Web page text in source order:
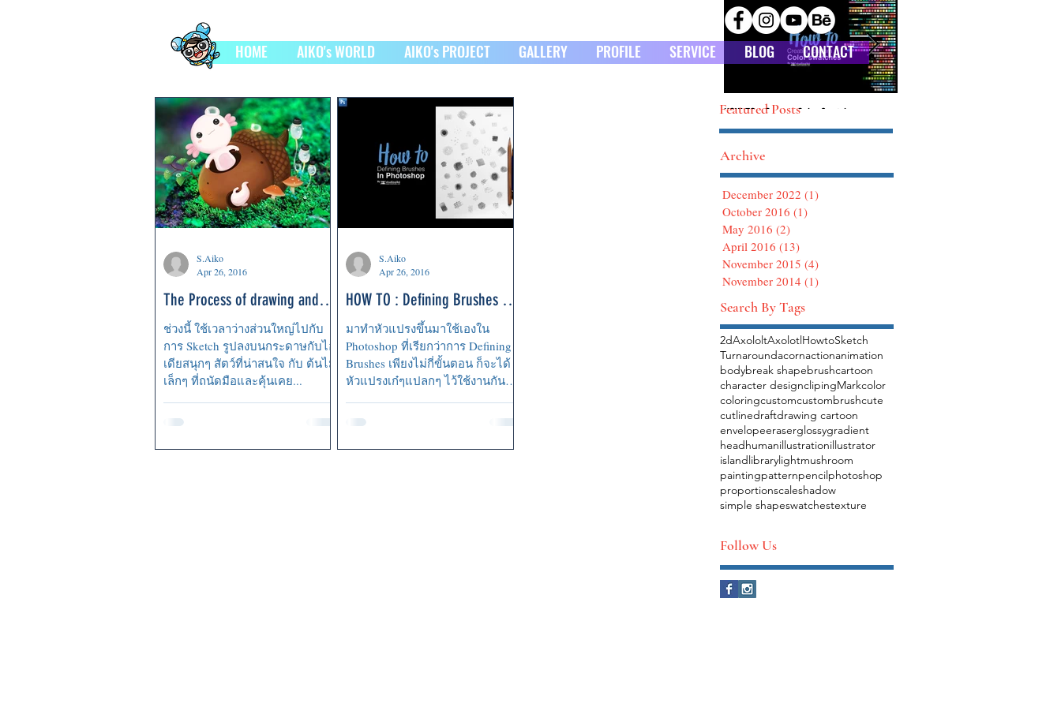
HOME AIKO's WORLD AIKO's PROJECT GALLERY PROFILE SERVICE BLOG CONTACT
The Process of drawing and
colouring
ช่วงนี้ ใช้เวลาว่างส่วนใหญ่ไปกับ
การ Sketch รูปลงบนกระดาษกับไอ
เดียสนุกๆ สัตว์ที่น่าสนใจ กับ ต้นไม้
เล็กๆ ที่ถนัดมือและคุ้นเคย...
S.Aiko
Apr 26, 2016
HOW TO : Defining Brushes in
Photoshop
มาทำหัวแปรงขึ้นมาใช้เองใน
Photoshop ที่เรียกว่าการ Defining
Brushes เพียงไม่กี่ขั้นตอน ก็จะได้
หัวแปรงเก๋ๆแปลกๆ ไว้ใช้งานกัน
S.Aiko
Apr 26, 2016
Featured Posts
HOW TO : Custom Color Swatches
Archive
December 2022 (1)
October 2016 (1)
May 2016 (2)
April 2016 (13)
November 2015 (4)
November 2014 (1)
Search By Tags
2dAxololtAxolotlHowtoSketch
Turnaroundacornactionanimation
bodybreak shapebrushcartoon
character designclipingMarkcolor
coloringcustomcustombrushcute
cutlinedraftdrawing cartoon
envelopeeraserglossygradient
headhumanillustrationillustrator
islandlibrarylightmushroom
paintingpatternpencilphotoshop
proportionscaleshadow
simple shapeswatchestexture
Follow Us